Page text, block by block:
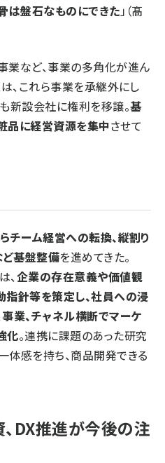
は盤石なものにできた」（髙
業など、事業の多角化が進ん
、これら事業を承継外にし
新設会社に権利を移譲。基
品に経営資源を集中させて
チーム経営への転換、縦割り
基盤整備を進めてきた。
、企業の存在意義や価値観
指針等を策定し、社員への浸
事業、チャネル横断でマーケ
化。連携に課題のあった研究
体感を持ち、商品開発できる
DX推進が今後の注